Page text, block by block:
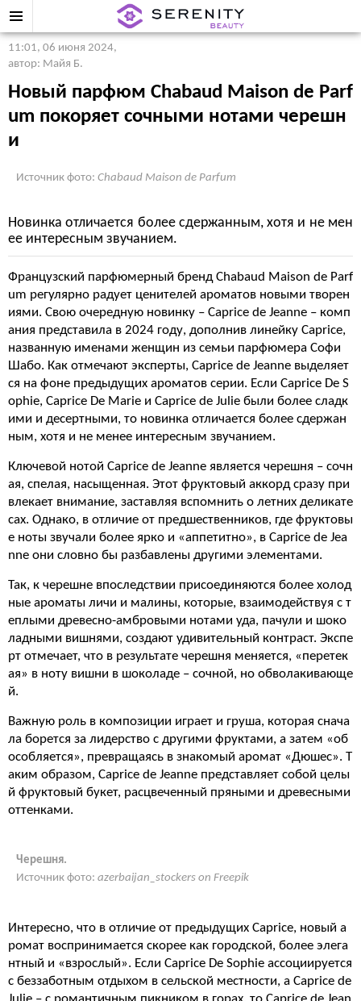
11:01, 06 июня 2024,
автор: Майя Б.
Новый парфюм Chabaud Maison de Parf
um покоряет сочными нотами черешн
и
Источник фото: Chabaud Maison de Parfum
Новинка отличается более сдержанным, хотя и не мен
ее интересным звучанием.
Французский парфюмерный бренд Chabaud Maison de Parf
um регулярно радует ценителей ароматов новыми творен
иями. Свою очередную новинку – Caprice de Jeanne – комп
ания представила в 2024 году, дополнив линейку Caprice,
названную именами женщин из семьи парфюмера Софи
Шабо. Как отмечают эксперты, Caprice de Jeanne выделяет
ся на фоне предыдущих ароматов серии. Если Caprice De S
ophie, Caprice De Marie и Caprice de Julie были более сладк
ими и десертными, то новинка отличается более сдержан
ным, хотя и не менее интересным звучанием.
Ключевой нотой Caprice de Jeanne является черешня – сочн
ая, спелая, насыщенная. Этот фруктовый аккорд сразу при
влекает внимание, заставляя вспомнить о летних деликате
сах. Однако, в отличие от предшественников, где фруктовы
е ноты звучали более ярко и «аппетитно», в Caprice de Jea
nne они словно бы разбавлены другими элементами.
Так, к черешне впоследствии присоединяются более холод
ные ароматы личи и малины, которые, взаимодействуя с т
еплыми древесно-амбровыми нотами уда, пачули и шоко
ладными вишнями, создают удивительный контраст. Экспе
рт отмечает, что в результате черешня меняется, «перетек
ая» в ноту вишни в шоколаде – сочной, но обволакивающе
й.
Важную роль в композиции играет и груша, которая снача
ла борется за лидерство с другими фруктами, а затем «об
особляется», превращаясь в знакомый аромат «Дюшес». Т
аким образом, Caprice de Jeanne представляет собой целы
й фруктовый букет, расцвеченный пряными и древесными
оттенками.
Черешня.
Источник фото: azerbaijan_stockers on Freepik
Интересно, что в отличие от предыдущих Caprice, новый а
ромат воспринимается скорее как городской, более элега
нтный и «взрослый». Если Caprice De Sophie ассоциируется
с беззаботным отдыхом в сельской местности, а Caprice de